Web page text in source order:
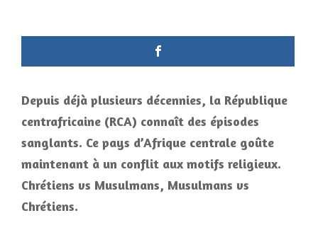
Depuis déjà plusieurs décennies, la République
centrafricaine (RCA) connaît des épisodes
sanglants. Ce pays d’Afrique centrale goûte
maintenant à un conflit aux motifs religieux.
Chrétiens vs Musulmans, Musulmans vs
Chrétiens.